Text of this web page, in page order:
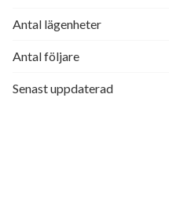
Antal lägenheter
Antal följare
Senast uppdaterad